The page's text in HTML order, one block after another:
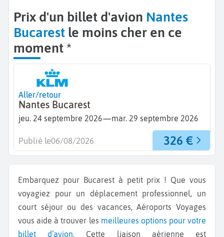
Prix d'un billet d'avion Nantes
Bucarest le moins cher en ce
moment *
Aller/retour
Nantes Bucarest
jeu. 24 septembre 2026—mar. 29 septembre 2026
326 €
Publié le06/08/2026
Embarquez pour Bucarest à petit prix ! Que vous
voyagiez pour un déplacement professionnel, un
court séjour ou des vacances, Aéroports Voyages
vous aide à trouver les meilleures options pour votre
billet d’avion. Cette liaison aérienne est